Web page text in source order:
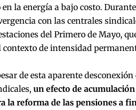
la energía a bajo costo.
con las centrales
del Primero de Mayo,
de intensidad
de esta aparente
un efecto de
la reforma de las pensiones a